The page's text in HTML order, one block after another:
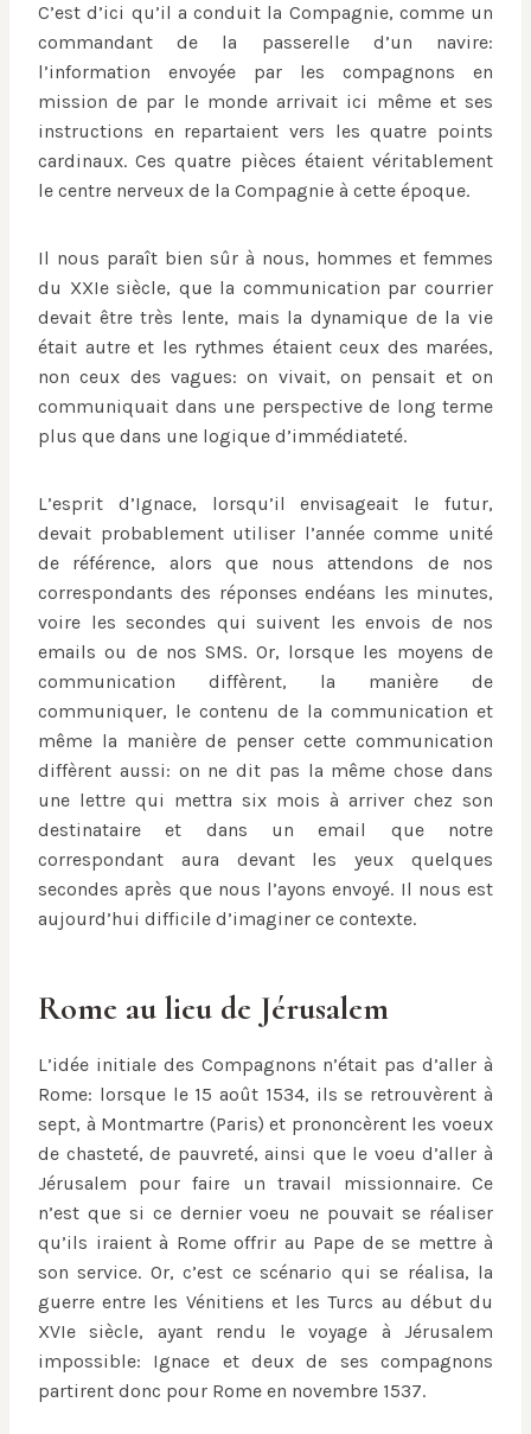
C’est d’ici qu’il a conduit la Compagnie, comme un
commandant de la passerelle d’un navire:
l’information envoyée par les compagnons en
mission de par le monde arrivait ici même et ses
instructions en repartaient vers les quatre points
cardinaux. Ces quatre pièces étaient véritablement
le centre nerveux de la Compagnie à cette époque.
Il nous paraît bien sûr à nous, hommes et femmes
du XXIe siècle, que la communication par courrier
devait être très lente, mais la dynamique de la vie
était autre et les rythmes étaient ceux des marées,
non ceux des vagues: on vivait, on pensait et on
communiquait dans une perspective de long terme
plus que dans une logique d’immédiateté.
L’esprit d’Ignace, lorsqu’il envisageait le futur,
devait probablement utiliser l’année comme unité
de référence, alors que nous attendons de nos
correspondants des réponses endéans les minutes,
voire les secondes qui suivent les envois de nos
emails ou de nos SMS. Or, lorsque les moyens de
communication diffèrent, la manière de
communiquer, le contenu de la communication et
même la manière de penser cette communication
diffèrent aussi: on ne dit pas la même chose dans
une lettre qui mettra six mois à arriver chez son
destinataire et dans un email que notre
correspondant aura devant les yeux quelques
secondes après que nous l’ayons envoyé. Il nous est
aujourd’hui difficile d’imaginer ce contexte.
Rome au lieu de Jérusalem
L’idée initiale des Compagnons n’était pas d’aller à
Rome: lorsque le 15 août 1534, ils se retrouvèrent à
sept, à Montmartre (Paris) et prononcèrent les voeux
de chasteté, de pauvreté, ainsi que le voeu d’aller à
Jérusalem pour faire un travail missionnaire. Ce
n’est que si ce dernier voeu ne pouvait se réaliser
qu’ils iraient à Rome offrir au Pape de se mettre à
son service. Or, c’est ce scénario qui se réalisa, la
guerre entre les Vénitiens et les Turcs au début du
XVIe siècle, ayant rendu le voyage à Jérusalem
impossible: Ignace et deux de ses compagnons
partirent donc pour Rome en novembre 1537.